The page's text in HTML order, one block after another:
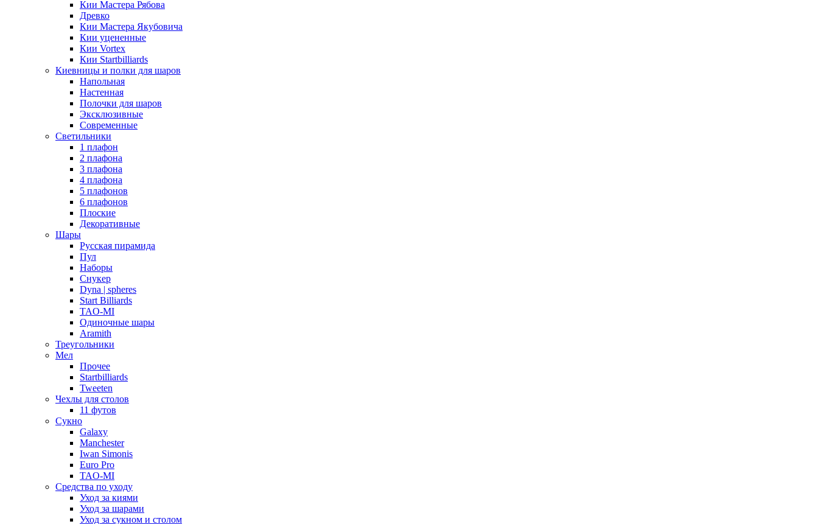
Кии Мастера Рябова
Древко
Кии Мастера Якубовича
Кии уцененные
Кии Vortex
Кии Startbilliards
Киевницы и полки для шаров
Напольная
Настенная
Полочки для шаров
Эксклюзивные
Современные
Светильники
1 плафон
2 плафона
3 плафона
4 плафона
5 плафонов
6 плафонов
Плоские
Декоративные
Шары
Русская пирамида
Пул
Наборы
Снукер
Dyna | spheres
Start Billiards
TAO-MI
Одиночные шары
Aramith
Треугольники
Мел
Прочее
Startbilliards
Tweeten
Чехлы для столов
11 футов
Сукно
Galaxy
Manchester
Iwan Simonis
Euro Pro
TAO-MI
Средства по уходу
Уход за киями
Уход за шарами
Уход за сукном и столом